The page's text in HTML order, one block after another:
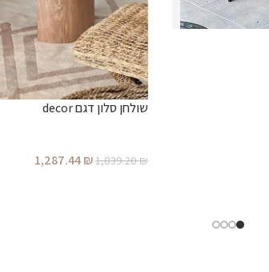
שולחן סלון דגם decor
1,839.20₪
1,287.44₪